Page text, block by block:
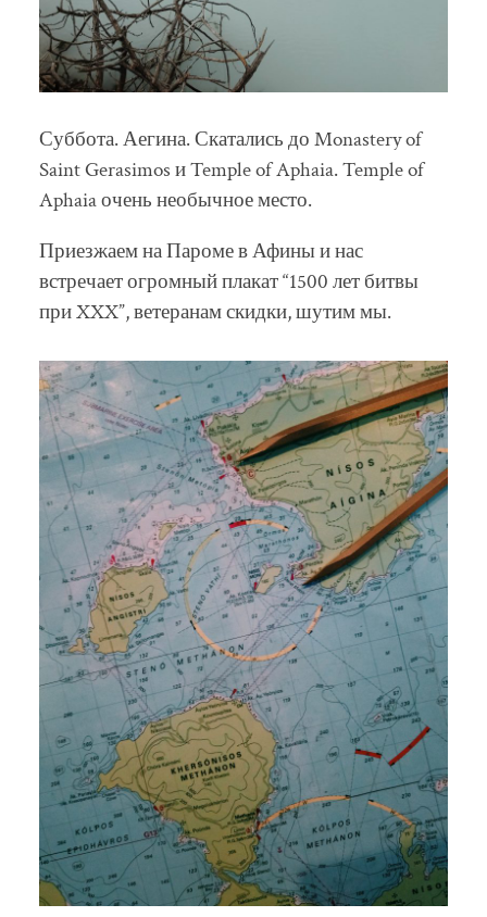
Суббота. Аегина. Скатались до Monastery of
Saint Gerasimos и Temple of Aphaia. Temple of
Aphaia очень необычное место.
Приезжаем на Пароме в Афины и нас
встречает огромный плакат “1500 лет битвы
при XXX”, ветеранам скидки, шутим мы.